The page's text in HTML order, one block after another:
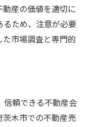
動産の価値を適切に
るため、注意が必要
た市場調査と専門的
信頼できる不動産会
茨木市での不動産売